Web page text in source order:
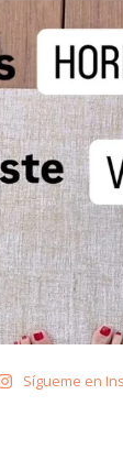
Sígueme en